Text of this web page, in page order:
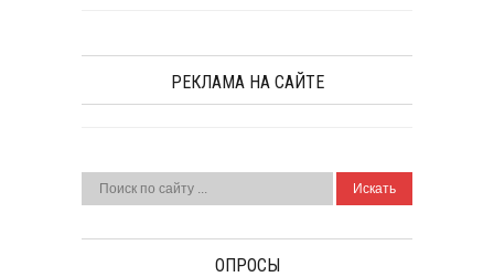
РЕКЛАМА НА САЙТЕ
ОПРОСЫ